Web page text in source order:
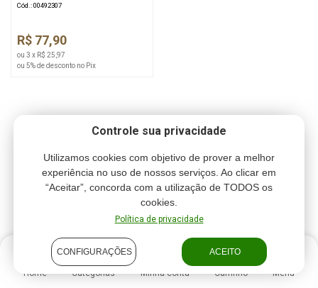
Controle sua privacidade
Utilizamos cookies com objetivo de prover a melhor
experiência no uso de nossos serviços. Ao clicar em
“Aceitar”, concorda com a utilização de TODOS os
cookies.
Política de privacidade
CONFIGURAÇÕES ACEITO
Home Categorias Minha conta Carrinho Menu
Cód.: 00492307
R$ 77,90
ou 3 x R$ 25,97
ou 5% de desconto no Pix